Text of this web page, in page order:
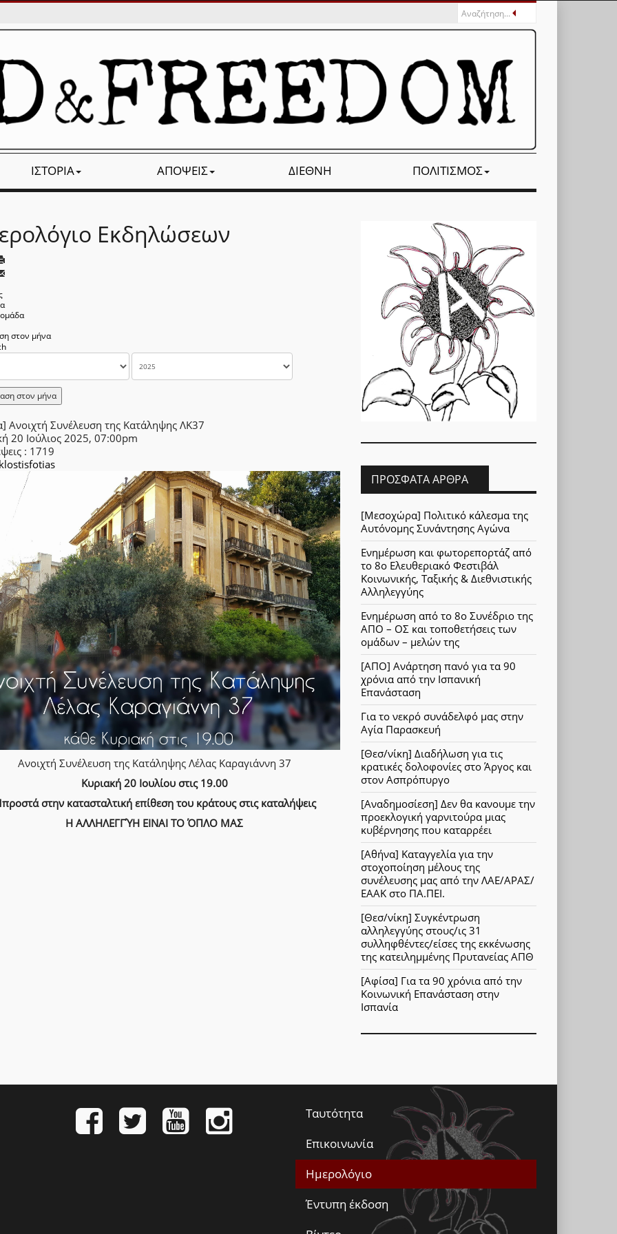
ΙΣΤΟΡΊΑ ΑΠΌΨΕΙΣ ΔΙΕΘΝΉ ΠΟΛΙΤΙΣΜΌΣ
Εκδηλώσεων
στον μήνα
στον μήνα
Ανοιχτή Συνέλευση της Κατάληψης ΛΚ37
20 Ιούλιος 2025, 07:00pm
: 1719
Ανοιχτή Συνέλευση της Κατάληψης Λέλας Καραγιάννη 37
Κυριακή 20 Ιουλίου στις 19.00
στην κατασταλτική επίθεση του κράτους στις καταλήψεις
Η ΑΛΛΗΛΕΓΓΎΗ ΕΙΝΑΙ ΤΟ ΌΠΛΟ ΜΑΣ
ΠΡΌΣΦΑΤΑ ΆΡΘΡΑ
[Μεσοχώρα] Πολιτικό κάλεσμα της
Αυτόνομης Συνάντησης Αγώνα
Ενημέρωση και φωτορεπορτάζ από
το 8ο Ελευθεριακό Φεστιβάλ
Κοινωνικής, Ταξικής & Διεθνιστικής
Αλληλεγγύης
Ενημέρωση από το 8ο Συνέδριο της
ΑΠΟ – ΟΣ και τοποθετήσεις των
ομάδων – μελών της
[ΑΠΟ] Ανάρτηση πανό για τα 90
χρόνια από την Ισπανική
Επανάσταση
Για το νεκρό συνάδελφό μας στην
Αγία Παρασκευή
[Θεσ/νίκη] Διαδήλωση για τις
κρατικές δολοφονίες στο Άργος και
στον Ασπρόπυργο
[Αναδημοσίεση] Δεν θα κανουμε την
προεκλογική γαρνιτούρα μιας
κυβέρνησης που καταρρέει
[Αθήνα] Καταγγελία για την
στοχοποίηση μέλους της
συνέλευσης μας από την ΛΑΕ/ΑΡΑΣ/
ΕΑΑΚ στο ΠΑ.ΠΕΙ.
[Θεσ/νίκη] Συγκέντρωση
αλληλεγγύης στους/ις 31
συλληφθέντες/είσες της εκκένωσης
της κατειλημμένης Πρυτανείας ΑΠΘ
[Αφίσα] Για τα 90 χρόνια από την
Κοινωνική Επανάσταση στην
Ισπανία
Ταυτότητα
Επικοινωνία
Ημερολόγιο
Έντυπη έκδοση